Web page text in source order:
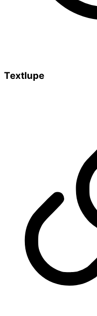
Textlupe